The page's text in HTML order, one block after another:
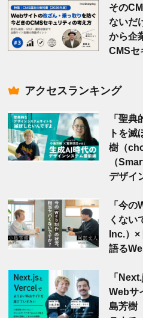
その
ないだ
から企
CMSセ
アクセスランキング
「聖
トを滅
樹（
（
デザイ
「今
くない
Inc.）×
語る
「
Webサ
島芳樹